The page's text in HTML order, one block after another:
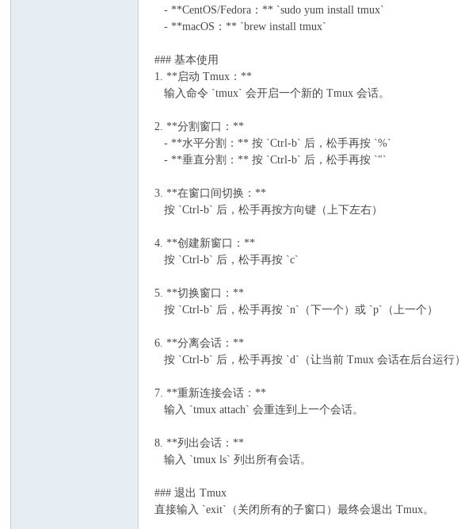
- **CentOS/Fedora：** `sudo yum install tmux`
- **macOS：** `brew install tmux`
### 基本使用
1. **启动 Tmux：**
输入命令 `tmux` 会开启一个新的 Tmux 会话。
2. **分割窗口：**
- **水平分割：** 按 `Ctrl-b` 后，松手再按 `%`
- **垂直分割：** 按 `Ctrl-b` 后，松手再按 `"`
3. **在窗口间切换：**
按 `Ctrl-b` 后，松手再按方向键（上下左右）
4. **创建新窗口：**
按 `Ctrl-b` 后，松手再按 `c`
5. **切换窗口：**
按 `Ctrl-b` 后，松手再按 `n`（下一个）或 `p`（上一个）
6. **分离会话：**
按 `Ctrl-b` 后，松手再按 `d`（让当前 Tmux 会话在后台运行）
7. **重新连接会话：**
输入 `tmux attach` 会重连到上一个会话。
8. **列出会话：**
输入 `tmux ls` 列出所有会话。
### 退出 Tmux
直接输入 `exit`（关闭所有的子窗口）最终会退出 Tmux。